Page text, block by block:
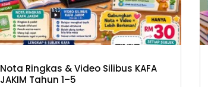
Nota Ringkas & Video Silibus KAFA
JAKIM Tahun 1–5